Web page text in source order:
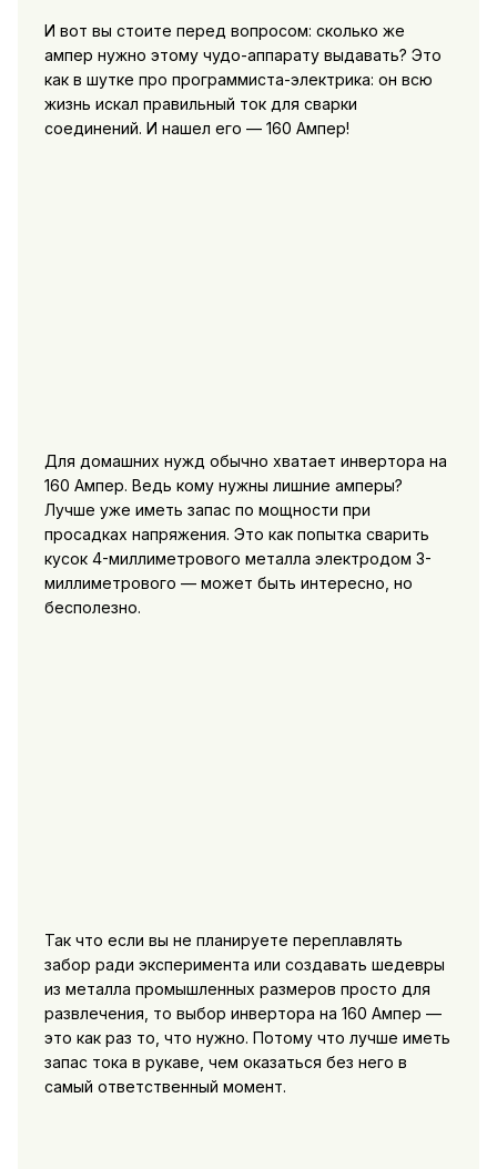
И вот вы стоите перед вопросом: сколько же
ампер нужно этому чудо-аппарату выдавать? Это
как в шутке про программиста-электрика: он всю
жизнь искал правильный ток для сварки
соединений. И нашел его — 160 Ампер!
Для домашних нужд обычно хватает инвертора на
160 Ампер. Ведь кому нужны лишние амперы?
Лучше уже иметь запас по мощности при
просадках напряжения. Это как попытка сварить
кусок 4-миллиметрового металла электродом 3-
миллиметрового — может быть интересно, но
бесполезно.
Так что если вы не планируете переплавлять
забор ради эксперимента или создавать шедевры
из металла промышленных размеров просто для
развлечения, то выбор инвертора на 160 Ампер —
это как раз то, что нужно. Потому что лучше иметь
запас тока в рукаве, чем оказаться без него в
самый ответственный момент.